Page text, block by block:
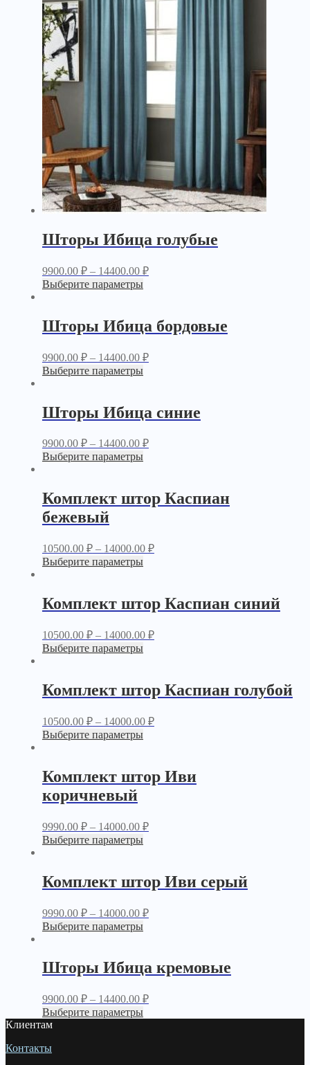
Шторы Ибица голубые
9900.00 ₽– 14400.00 ₽
Выберите параметры
Шторы Ибица бордовые
9900.00 ₽– 14400.00 ₽
Выберите параметры
Шторы Ибица синие
9900.00 ₽– 14400.00 ₽
Выберите параметры
Комплект штор Каспиан
бежевый
10500.00 ₽– 14000.00 ₽
Выберите параметры
Комплект штор Каспиан синий
10500.00 ₽– 14000.00 ₽
Выберите параметры
Комплект штор Каспиан голубой
10500.00 ₽– 14000.00 ₽
Выберите параметры
Комплект штор Иви
коричневый
9990.00 ₽– 14000.00 ₽
Выберите параметры
Комплект штор Иви серый
9990.00 ₽– 14000.00 ₽
Выберите параметры
Шторы Ибица кремовые
9900.00 ₽– 14400.00 ₽
Выберите параметры
Клиентам
Контакты